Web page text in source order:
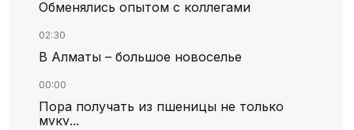
Обменялись опытом с коллегами
02:30
В Алматы – большое новоселье
00:00
Пора получать из пшеницы не только
муку...